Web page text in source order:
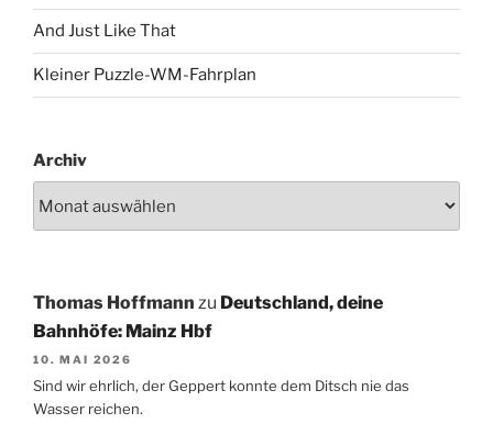
And Just Like That
Kleiner Puzzle-WM-Fahrplan
Archiv
Thomas Hoffmann zu Deutschland, deine
Bahnhöfe: Mainz Hbf
10. MAI 2026
Sind wir ehrlich, der Geppert konnte dem Ditsch nie das
Wasser reichen.